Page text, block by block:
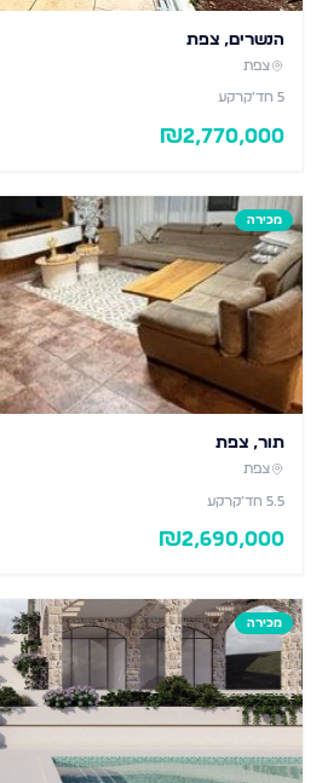
הנשרים, צפת
צפת
5 חד׳קרקע
₪2,770,000
מכירה
תור, צפת
צפת
5.5 חד׳קרקע
₪2,690,000
מכירה